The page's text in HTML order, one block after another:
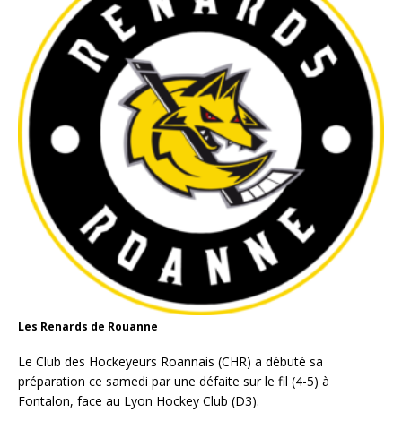
Les Renards de Rouanne
Le Club des Hockeyeurs Roannais (CHR) a débuté sa
préparation ce samedi par une défaite sur le fil (4-5) à
Fontalon, face au Lyon Hockey Club (D3).